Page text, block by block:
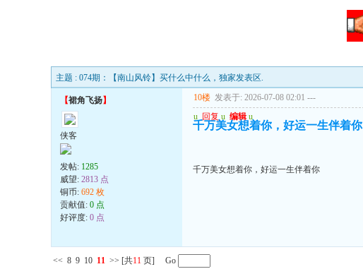
主题 : 074期：【南山风铃】买什么中什么，独家发表区.
【裙角飞扬】
侠客
发帖: 1285
威望: 2813 点
铜币: 692 枚
贡献值: 0 点
好评度: 0 点
10楼 发表于: 2026-07-08 02:01 ---
u 回复 u 编辑 u
千万美女想着你，好运一生伴着你
千万美女想着你，好运一生伴着你
<< 8 9 10 11 >> [共11 页] Go